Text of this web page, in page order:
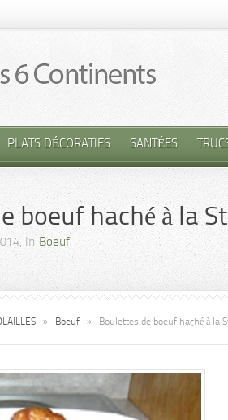
PLATS DÉCORATIFS SANTÉES
boeuf haché à la
In Boeuf
» Boeuf » Boulettes de boeuf haché à la